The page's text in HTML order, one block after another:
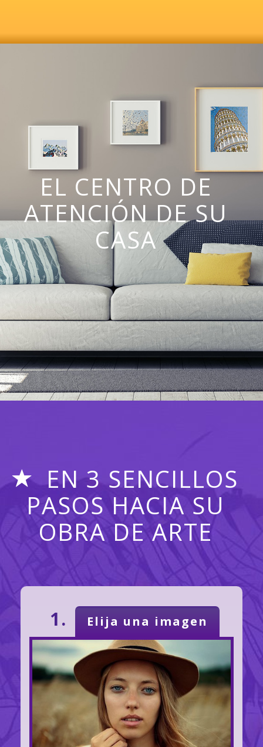
EL CENTRO DE
ATENCIÓN DE SU
CASA
EN 3 SENCILLOS
PASOS HACIA SU
OBRA DE ARTE
1. Elija una imagen